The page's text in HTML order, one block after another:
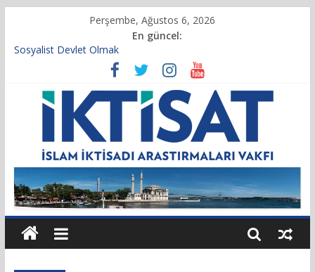
Perşembe, Ağustos 6, 2026
En güncel:
Sosyalist Devlet Olmak
Vakıf Başkanımız Prof. Dr. Servet BAYINDIR, 10.04.2025 tarihli
Cumhurbaşkanlığı Kararnamesi’nin 21’inci maddesi gereğince
yeniden atandı.
Kur’an’da İktisadi Hayat
Finansı Yönetmek…
Tulumbanın Suyu